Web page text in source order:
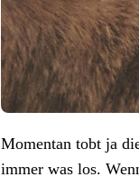
Momentan tobt ja
immer was los.